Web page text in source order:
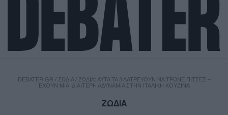
DEBATER.GR / ΖΩΔΙΑ/ ΖΏΔΙΑ: ΑΥΤΆ ΤΑ 3 ΛΑΤΡΕΎΟΥΝ ΝΑ ΤΡΏΝΕ ΠΊΤΣΕΣ –
ΈΧΟΥΝ ΜΙΑ ΙΔΙΑΊΤΕΡΗ ΑΔΥΝΑΜΊΑ ΣΤΗΝ ΙΤΑΛΙΚΉ ΚΟΥΖΊΝΑ
ΖΩΔΙΑ